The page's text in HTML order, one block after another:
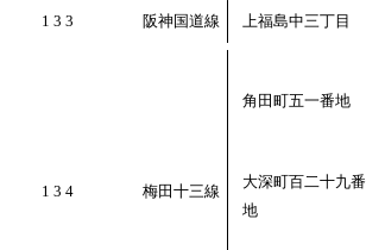
1 3 3 阪神国道線 上福島中三丁目
1 3 4 梅田十三線
角田町五一番地
大深町百二十九番
地